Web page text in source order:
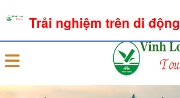
Đăng nhập
Trải nghiệm trên di động